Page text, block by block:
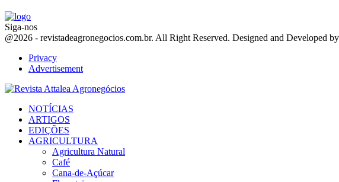
Siga-nos
Facebook
Twitter
Instagram
Linkedin
Youtube
Email
@2026 - revistadeagronegocios.com.br. All Right Reserved. Designed and Developed by
Privacy
Advertisement
NOTÍCIAS
ARTIGOS
EDIÇÕES
AGRICULTURA
Agricultura Natural
Café
Cana-de-Açúcar